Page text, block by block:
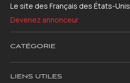
Le site des Français des États-Unis
Devenez annonceur
CATÉGORIE
LIENS UTILES